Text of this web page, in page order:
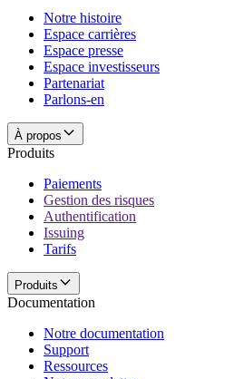
Notre histoire
Espace carrières
Espace presse
Espace investisseurs
Partenariat
Parlons-en
À propos
Produits
Paiements
Gestion des risques
Authentification
Issuing
Tarifs
Produits
Documentation
Notre documentation
Support
Ressources